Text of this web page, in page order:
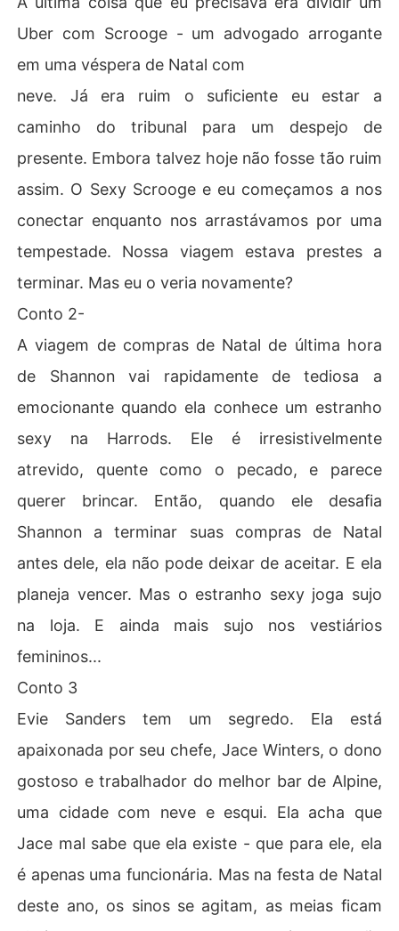
elmente atrevido, quente como o pecado, e parece quer
er brincar. Então, quando ele desafia Shannon a termin
ar suas compras de Natal antes dele, ela não pode deix
ar de aceitar. E ela planeja vencer. Mas o estranho sexy
joga sujo na loja. E ainda mais sujo nos vestiários femini
Conto 3
Evie Sanders tem um segredo. Ela está apaixonada por
seu chefe, Jace Winters, o dono gostoso e trabalhador
do melhor bar de Alpine, uma cidade com neve e esqui.
Ela acha que Jace mal sabe que ela existe - que para el
e, ela é apenas uma funcionária. Mas na festa de Natal
deste ano, os sinos se agitam, as meias ficam cheias, a
neve - e outras coisas - são completamente aradas e o
s desejos de Natal (mesmo os impertinentes) podem se
tornar realidade.
Conto 4
ma grande conquista do Oscar pela Quantum Productio
ns, o astro de Hollywood Flynn Godfrey quer dar a sua
les nunca esquecerão. Mas quando os melhores planos
dão errado, Flynn aprende que às vezes os maiores pre
omprados ou embrulhados.
Holly teve bastante sofrimento em torno do feriado par
a durar uma vida. Tudo o que ela quer é se concentrar e
a está presa no elevador com seu colega de trabalho, D
ean. Ela não pode evitar seus olhares intensos, voz prof
riado lhes trará um impulso inesperado ou eles vão des
abar?
Conto 6
Quando Chris e Sienna se encontram durante um acide
nte no Texas, os perfeitos estranhos logo descobrem q
ue estão inexplicavelmente ligados... em mais de uma m
aneira. Coincidência? Possivelmente. Ou talvez os ingre
Uber com Scrooge - um advogado arrogante
em uma véspera de Natal com
neve. Já era ruim o suficiente eu estar a
caminho do tribunal para um despejo de
presente. Embora talvez hoje não fosse tão ruim
assim. O Sexy Scrooge e eu começamos a nos
conectar enquanto nos arrastávamos por uma
tempestade. Nossa viagem estava prestes a
terminar. Mas eu o veria novamente?
Conto 2-
A viagem de compras de Natal de última hora
de Shannon vai rapidamente de tediosa a
emocionante quando ela conhece um estranho
sexy na Harrods. Ele é irresistivelmente
atrevido, quente como o pecado, e parece
querer brincar. Então, quando ele desafia
Shannon a terminar suas compras de Natal
antes dele, ela não pode deixar de aceitar. E ela
planeja vencer. Mas o estranho sexy joga sujo
na loja. E ainda mais sujo nos vestiários
femininos...
Conto 3
Evie Sanders tem um segredo. Ela está
apaixonada por seu chefe, Jace Winters, o dono
gostoso e trabalhador do melhor bar de Alpine,
uma cidade com neve e esqui. Ela acha que
Jace mal sabe que ela existe - que para ele, ela
é apenas uma funcionária. Mas na festa de Natal
deste ano, os sinos se agitam, as meias ficam